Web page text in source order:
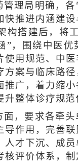
管理局明确，各
快推进内涵建
构搭建后，将
”，围绕中医优
使用规范、中
方案与临床路
推广，着力缩
整体诊疗规范
面，要求各牵头
作用，完善联
人才下沉、成
核评价体系，